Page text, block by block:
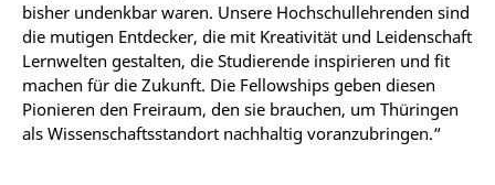
bisher undenkbar waren. Unsere Hochschullehrenden sind
die mutigen Entdecker, die mit Kreativität und Leidenschaft
Lernwelten gestalten, die Studierende inspirieren und fit
machen für die Zukunft. Die Fellowships geben diesen
Pionieren den Freiraum, den sie brauchen, um Thüringen
als Wissenschaftsstandort nachhaltig voranzubringen.“